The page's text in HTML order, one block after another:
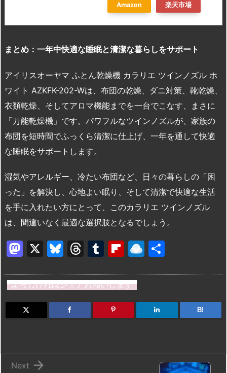
Amazon 楽天市場
まとめ：一年中快適な睡眠と清潔な暮らしをサポート
アイリスオーヤマ ふとん乾燥機 カラリエ ツインノズル ホ
ワイト AZKFK-202-Wは、布団の乾燥、ダニ対策、靴乾燥、
衣類乾燥、そしてアロマ機能までを一台でこなす、まさに
「万能乾燥機」です。パワフルなツインノズルが、家族の
布団を短時間でふっくら清潔に仕上げ、一年を通して快適
な睡眠をサポートします。
湿気やアレルギー、冷たい布団など、日々の暮らしの「困
った」を解決し、心地よい眠り、そして清潔で快適な生活
を手に入れたい方にとって、このカラリエ ツインノズル
は、間違いなく最適な選択肢となるでしょう。
M
st
o
d
X
Bl
e
s
k
T
e
a
d
T
m
bl
r
Fl
b
o
ar
R
n
dr
o
よろしければシェアお願いします
B!

Next